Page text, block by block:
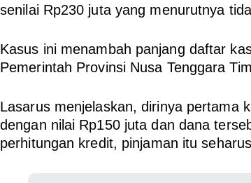
senilai Rp230 juta yang menurutnya
Kasus ini menambah panjang daftar
Pemerintah Provinsi Nusa Tenggara
Lasarus menjelaskan, dirinya pertama
dengan nilai Rp150 juta dan dana
perhitungan kredit, pinjaman itu